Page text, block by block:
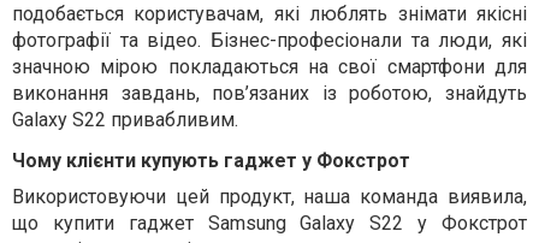
подобається користувачам, які люблять знімати якісні
фотографії та відео. Бізнес-професіонали та люди, які
значною мірою покладаються на свої смартфони для
виконання завдань, пов’язаних із роботою, знайдуть
Galaxy S22 привабливим.
Чому клієнти купують гаджет у Фокстрот
Використовуючи цей продукт, наша команда виявила,
що купити гаджет Samsung Galaxy S22 у Фокстрот